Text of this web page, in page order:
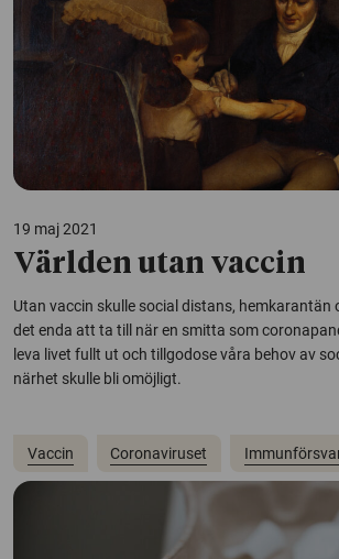
19 maj 2021
Världen utan vaccin
Utan vaccin skulle social distans, hemkarantän
det enda att ta till när en smitta som
leva livet fullt ut och tillgodose våra behov av
närhet skulle bli omöjligt.
Vaccin Coronaviruset